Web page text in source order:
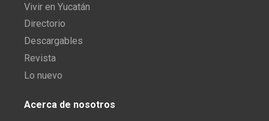
Vivir en Yucatán
Directorio
Descargables
Revista
Lo nuevo
Acerca de nosotros